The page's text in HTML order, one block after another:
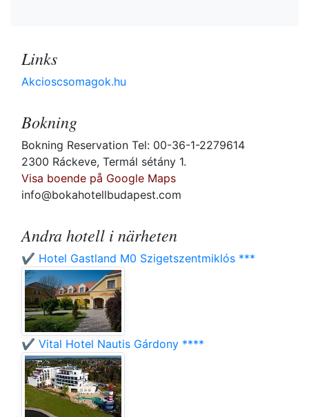
Links
Akcioscsomagok.hu
Bokning
Bokning Reservation Tel: 00-36-1-2279614
2300 Ráckeve, Termál sétány 1.
Visa boende på Google Maps
info@bokahotellbudapest.com
Andra hotell i närheten
✔️ Hotel Gastland M0 Szigetszentmiklós ***
✔️ Vital Hotel Nautis Gárdony ****